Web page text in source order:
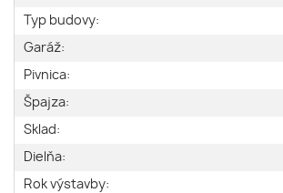
Typ budovy:
Garáž:
Pivnica:
Špajza:
Sklad:
Dielňa:
Rok výstavby: